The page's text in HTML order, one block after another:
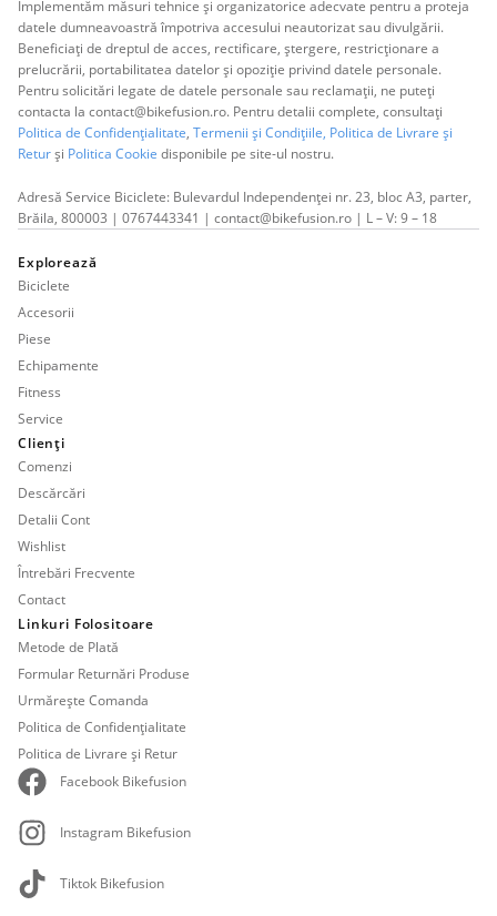
Implementăm măsuri tehnice și organizatorice adecvate pentru a proteja
datele dumneavoastră împotriva accesului neautorizat sau divulgării.
Beneficiați de dreptul de acces, rectificare, ștergere, restricționare a
prelucrării, portabilitatea datelor și opoziție privind datele personale.
Pentru solicitări legate de datele personale sau reclamații, ne puteți
contacta la contact@bikefusion.ro. Pentru detalii complete, consultați
Politica de Confidențialitate, Termenii și Condițiile, Politica de Livrare și
Returși Politica Cookie disponibile pe site-ul nostru.
Adresă Service Biciclete: Bulevardul Independenței nr. 23, bloc A3, parter,
Brăila, 800003 | 0767443341 | contact@bikefusion.ro | L – V: 9 – 18
Explorează
Biciclete
Accesorii
Piese
Echipamente
Fitness
Service
Clienți
Comenzi
Descărcări
Detalii Cont
Wishlist
Întrebări Frecvente
Contact
Linkuri Folositoare
Metode de Plată
Formular Returnări Produse
Urmărește Comanda
Politica de Confidențialitate
Politica de Livrare și Retur
Facebook Bikefusion
Instagram Bikefusion
Tiktok Bikefusion